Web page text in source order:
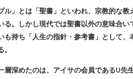
」とは「聖書」といわれ、宗教的な教
る。しかし現代では聖書以外の意味合
も持ち「人生の指針・参考書」として
深めたのは、アイサの会員であるU先